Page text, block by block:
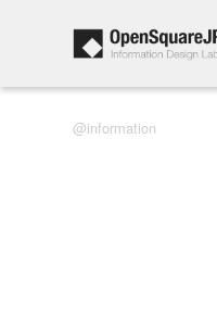
information